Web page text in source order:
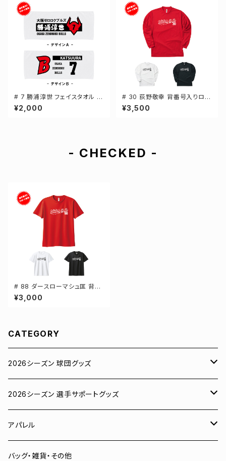
# 7 勝浦淳世 フェイスタオル 選
手還元 2デザイン FT0144
¥2,000
# 30 荻野敬幸 背番号入りロゴ
ドライTシャツ 長袖 選手還元 3
カラー S-5Lサイズ 000304
¥3,500
- CHECKED -
# 88 ダースローマシュ匡 背番
号入りロゴ ドライTシャツ 半袖
選手還元 3カラー S-5Lサイズ
¥3,000
CATEGORY
2026シーズン 球団グッズ
ユニフォーム
Tシャツ
スウェット
2026シーズン 選手サポートグッズ
# 00 蓮
# 0 岡田竜汰
アパレル
スウェット・パーカー
バッグ・雑貨・その他